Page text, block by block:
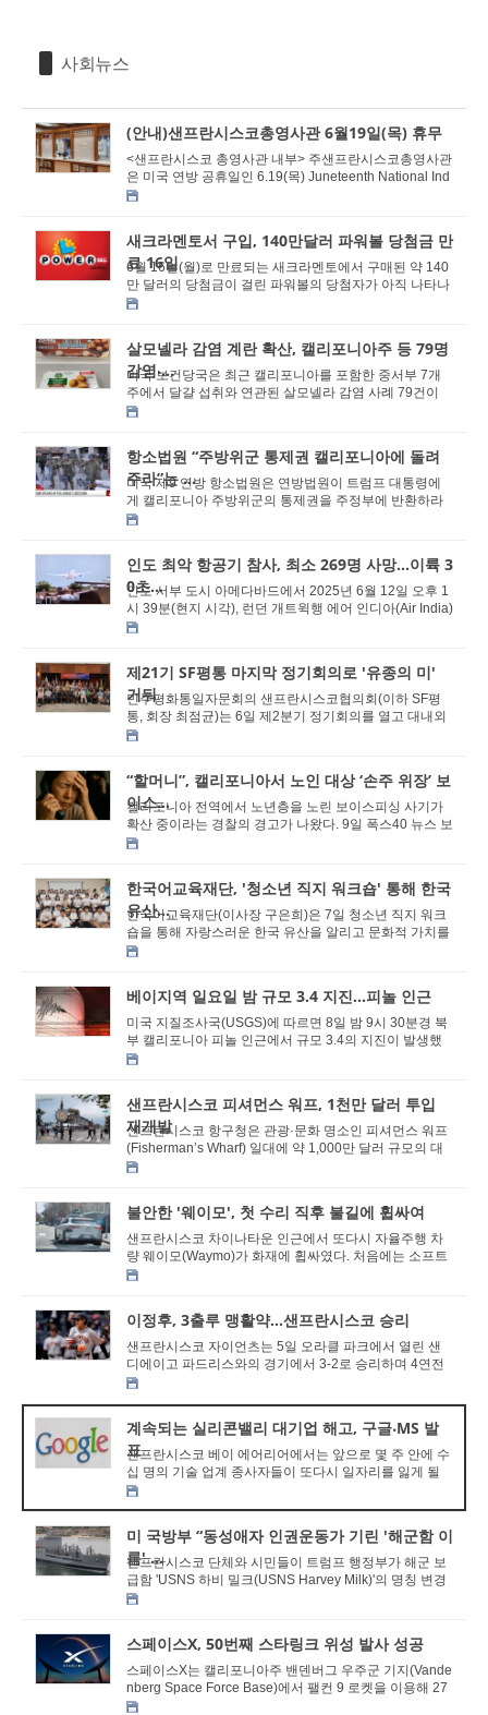
사회뉴스
(안내)샌프란시스코총영사관 6월19일(목) 휴무
<샌프란시스코 총영사관 내부> 주샌프란시스코총영사관
은 미국 연방 공휴일인 6.19(목) Juneteenth National Ind
ependence Day로 휴무 예정임을 알려드립니다. ...
새크라멘토서 구입, 140만달러 파워볼 당첨금 만
료 16일
6월 16일(월)로 만료되는 새크라멘토에서 구매된 약 140
만 달러의 당첨금이 걸린 파워볼의 당첨자가 아직 나타나
지 않았다. 15일 캘리포니아 복권국은 139만1,550...
살모넬라 감염 계란 확산, 캘리포니아주 등 79명
감염⸳...
미국 보건당국은 최근 캘리포니아를 포함한 중서부 7개
주에서 달걀 섭취와 연관된 살모넬라 감염 사례 79건이
보고됐으며, 이 중 21명이 입원했다고 13일 밝혔다...
항소법원 “주방위군 통제권 캘리포니아에 돌려
주라”는 ...
미국 제9 연방 항소법원은 연방법원이 트럼프 대통령에
게 캘리포니아 주방위군의 통제권을 주정부에 반환하라
고 명령한 판결을 일시적으로 중단시켰다. 12일NBC ...
인도 최악 항공기 참사, 최소 269명 사망...이륙 3
0초...
인도 서부 도시 아메다바드에서 2025년 6월 12일 오후 1
시 39분(현지 시각), 런던 개트윅행 에어 인디아(Air India)
항공편 AI 171편이 이륙 직후 추락, 최소 269...
제21기 SF평통 마지막 정기회의로 '유종의 미'
거둬
민주평화통일자문회의 샌프란시스코협의회(이하 SF평
통, 회장 최점균)는 6일 제2분기 정기회의를 열고 대내외
환경변화와 통일, 대북정책 추진 방향 등에 대해 논...
“할머니”, 캘리포니아서 노인 대상 ‘손주 위장’ 보
이스...
캘리포니아 전역에서 노년층을 노린 보이스피싱 사기가
확산 중이라는 경찰의 경고가 나왔다. 9일 폭스40 뉴스 보
도에 따르면 우드랜드 경찰서는 최근 SNS를 통해...
한국어교육재단, '청소년 직지 워크숍' 통해 한국
유산...
한국어교육재단(이사장 구은희)은 7일 청소년 직지 워크
숍을 통해 자랑스러운 한국 유산을 알리고 문화적 가치를
공유했다. 7일 산호세에 위치한 툴리 브랜치 도...
베이지역 일요일 밤 규모 3.4 지진…피놀 인근
미국 지질조사국(USGS)에 따르면 8일 밤 9시 30분경 북
부 캘리포니아 피놀 인근에서 규모 3.4의 지진이 발생했
다. 진앙지는 피놀 쇼어스 파크 인근 샌프란시스코 ...
샌프란시스코 피셔먼스 워프, 1천만 달러 투입
재개발
샌프란시스코 항구청은 관광·문화 명소인 피셔먼스 워프
(Fisherman’s Wharf) 일대에 약 1,000만 달러 규모의 대
규모 재개발 계획을 공식 발표했다. ...
불안한 '웨이모', 첫 수리 직후 불길에 휩싸여
샌프란시스코 차이나타운 인근에서 또다시 자율주행 차
량 웨이모(Waymo)가 화재에 휩싸였다. 처음에는 소프트
웨어 결함으로 인한 충돌 사고로 수리를 받은 차량이...
이정후, 3출루 맹활약...샌프란시스코 승리
샌프란시스코 자이언츠는 5일 오라클 파크에서 열린 샌
디에이고 파드리스와의 경기에서 3-2로 승리하며 4연전
시리즈를 2승 2패로 마무리했다. 이날 경기에서 이...
계속되는 실리콘밸리 대기업 해고, 구글⸳MS 발
표
샌프란시스코 베이 에어리어에서는 앞으로 몇 주 안에 수
십 명의 기술 업계 종사자들이 또다시 일자리를 잃게 될
전망이다. 5일 NBC 베이 에어리어는 캘리포니아 ...
미 국방부 “동성애자 인권운동가 기린 '해군함 이
름' ...
샌프란시스코 단체와 시민들이 트럼프 행정부가 해군 보
급함 'USNS 하비 밀크(USNS Harvey Milk)'의 명칭 변경
결정에 강력 반발하고 있다. 4일 ABC, NBC...
스페이스X, 50번째 스타링크 위성 발사 성공
스페이스X는 캘리포니아주 밴덴버그 우주군 기지(Vande
nberg Space Force Base)에서 팰컨 9 로켓을 이용해 27
개의 스타링크 위성을 성공적으로 발사했다. 이번 &#...